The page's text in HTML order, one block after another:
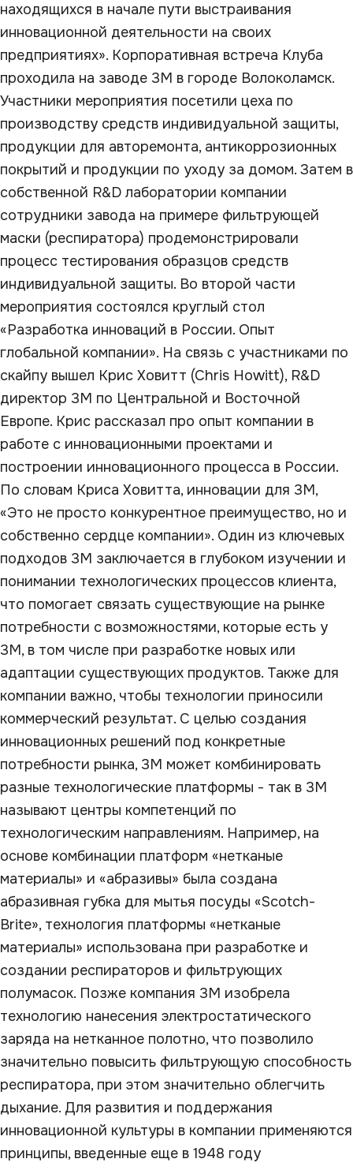
находящихся в начале пути выстраивания
инновационной деятельности на своих
предприятиях». Корпоративная встреча Клуба
проходила на заводе 3М в городе Волоколамск.
Участники мероприятия посетили цеха по
производству средств индивидуальной защиты,
продукции для авторемонта, антикоррозионных
покрытий и продукции по уходу за домом. Затем в
собственной R&D лаборатории компании
сотрудники завода на примере фильтрующей
маски (респиратора) продемонстрировали
процесс тестирования образцов средств
индивидуальной защиты. Во второй части
мероприятия состоялся круглый стол
«Разработка инноваций в России. Опыт
глобальной компании». На связь с участниками по
скайпу вышел Крис Ховитт (Chris Howitt), R&D
директор 3М по Центральной и Восточной
Европе. Крис рассказал про опыт компании в
работе с инновационными проектами и
построении инновационного процесса в России.
По словам Криса Ховитта, инновации для 3М,
«Это не просто конкурентное преимущество, но и
собственно сердце компании». Один из ключевых
подходов 3М заключается в глубоком изучении и
понимании технологических процессов клиента,
что помогает связать существующие на рынке
потребности с возможностями, которые есть у
3М, в том числе при разработке новых или
адаптации существующих продуктов. Также для
компании важно, чтобы технологии приносили
коммерческий результат. С целью создания
инновационных решений под конкретные
потребности рынка, 3М может комбинировать
разные технологические платформы - так в 3М
называют центры компетенций по
технологическим направлениям. Например, на
основе комбинации платформ «нетканые
материалы» и «абразивы» была создана
абразивная губка для мытья посуды «Scotch-
Brite», технология платформы «нетканые
материалы» использована при разработке и
создании респираторов и фильтрующих
полумасок. Позже компания 3М изобрела
технологию нанесения электростатического
заряда на нетканное полотно, что позволило
значительно повысить фильтрующую способность
респиратора, при этом значительно облегчить
дыхание. Для развития и поддержания
инновационной культуры в компании применяются
принципы, введенные еще в 1948 году